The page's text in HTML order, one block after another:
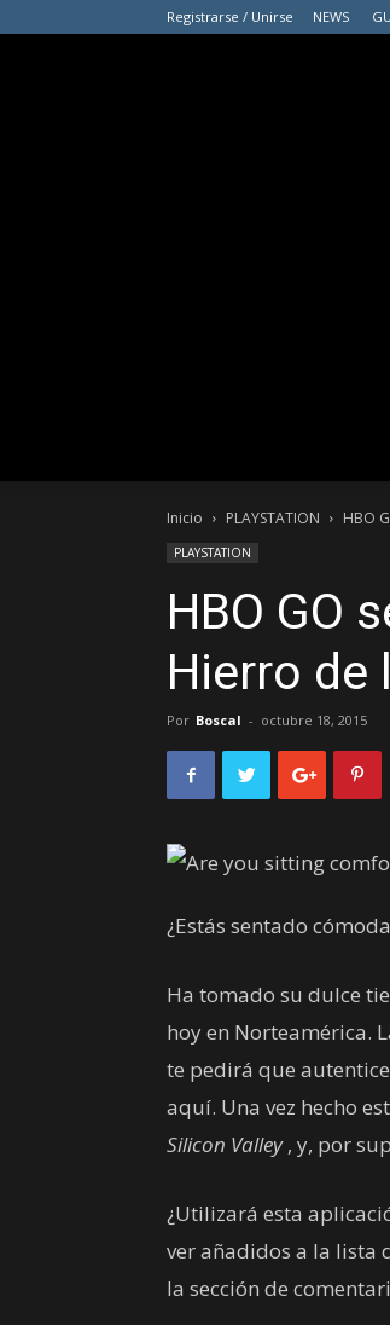
Registrarse / Unirse NEWS
Inicio PLAYSTATION HBO
PLAYSTATION
HBO GO
Hierro de
Por Boscal - octubre 18, 2015
¿Estás sentado
Ha tomado su dulce
hoy en Norteamérica.
te pedirá que
aquí. Una vez hecho
Silicon Valley, y, por
¿Utilizará esta
ver añadidos a la lista
la sección de